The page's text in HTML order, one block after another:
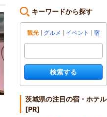
キーワードから探す
観光 グルメ イベント 宿
検索する
茨城県の注目の宿・ホテル
[PR]